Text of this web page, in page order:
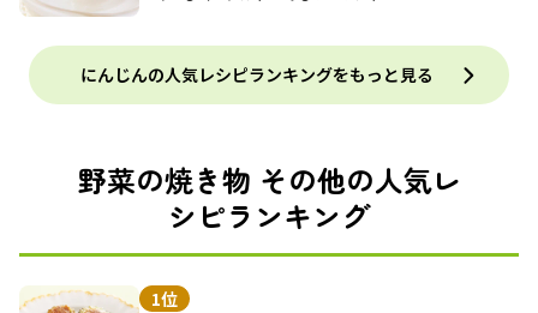
にんじんの人気レシピランキングをもっと見る
野菜の焼き物 その他の人気レ
シピランキング
1位